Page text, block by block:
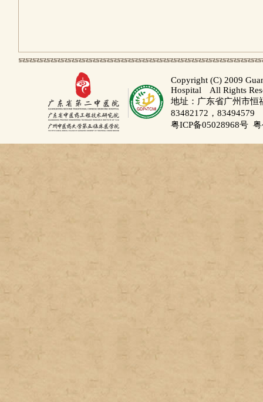
Copyright (C) 2009
Hospital All Rights
地址：广东省广州市
83482172，83494579
粤ICP备05028968号